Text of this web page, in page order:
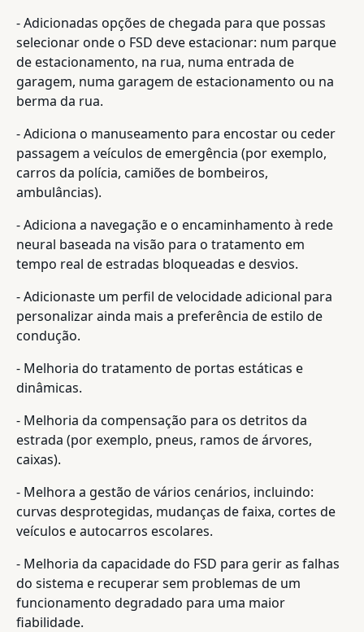
- Adicionadas opções de chegada para que possas
selecionar onde o FSD deve estacionar: num parque
de estacionamento, na rua, numa entrada de
garagem, numa garagem de estacionamento ou na
berma da rua.
- Adiciona o manuseamento para encostar ou ceder
passagem a veículos de emergência (por exemplo,
carros da polícia, camiões de bombeiros,
ambulâncias).
- Adiciona a navegação e o encaminhamento à rede
neural baseada na visão para o tratamento em
tempo real de estradas bloqueadas e desvios.
- Adicionaste um perfil de velocidade adicional para
personalizar ainda mais a preferência de estilo de
condução.
- Melhoria do tratamento de portas estáticas e
dinâmicas.
- Melhoria da compensação para os detritos da
estrada (por exemplo, pneus, ramos de árvores,
caixas).
- Melhora a gestão de vários cenários, incluindo:
curvas desprotegidas, mudanças de faixa, cortes de
veículos e autocarros escolares.
- Melhoria da capacidade do FSD para gerir as falhas
do sistema e recuperar sem problemas de um
funcionamento degradado para uma maior
fiabilidade.